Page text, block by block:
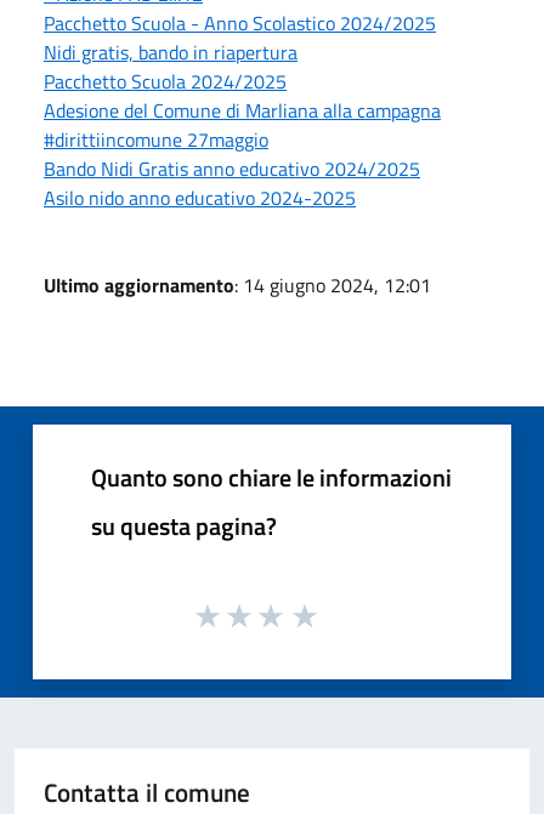
Pacchetto Scuola - Anno Scolastico 2024/2025
Nidi gratis, bando in riapertura
Pacchetto Scuola 2024/2025
Adesione del Comune di Marliana alla campagna
#dirittiincomune 27maggio
Bando Nidi Gratis anno educativo 2024/2025
Asilo nido anno educativo 2024-2025
Ultimo aggiornamento: 14 giugno 2024, 12:01
Quanto sono chiare le informazioni
su questa pagina?
Contatta il comune